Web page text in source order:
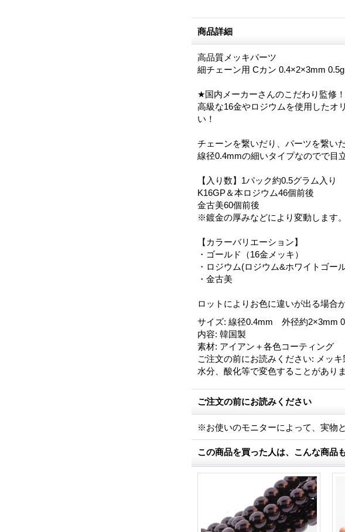
商品詳細
高品質メッキパーツ
細チェーン用 Cカン 0.4×2×3mm 0.5g
★国内メーカーさんのこだわり監修
高級な16金やロジウムを使用したオ
い！
チェーンを繋いだり、パーツを繋い
線径0.4mmの細いタイプなのでで目
【入り数】1パック約0.5グラム入り
K16GP＆本ロジウム46個前後
金古美60個前後
※鍍金の厚みなどにより変動します。
【カラーバリエーション】
・ゴールド（16金メッキ）
・ロジウム(ロジウム&ホワイトゴー
・金古美
ロットによりお色に違いが出る場合
サイズ: 線径0.4mm 外径約2×3mm
内容: 韓国製
素材: アイアン＋各色コーティング
ご注文の前にお読みください: メッ
水分、酸化等で変色することがありま
ご注文の前にお読みください
※お使いのモニターによって、実物
この商品を買った人は、こんな商品